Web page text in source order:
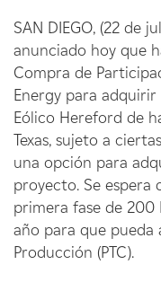
SAN DIEGO, (22 de
anunciado hoy que
Compra de
Energy para
Eólico Hereford de
Texas, sujeto a
una opción para
proyecto. Se espera
primera fase de 200
año para que pueda
Producción (PTC).